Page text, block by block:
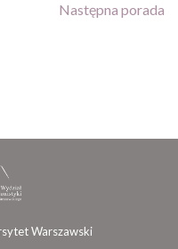
Następna porada
Warszawski